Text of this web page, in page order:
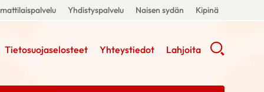
Yhdistyspalvelu Naisen sydän Kipinä
Tietosuojaselosteet Yhteystiedot Lahjoita